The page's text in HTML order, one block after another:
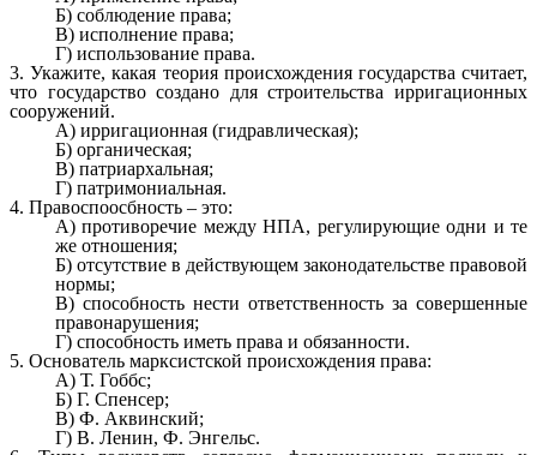
Б) соблюдение права;
В) исполнение права;
Г) использование права.
3. Укажите, какая теория происхождения государства считает,
что государство создано для строительства ирригационных
сооружений.
А) ирригационная (гидравлическая);
Б) органическая;
В) патриархальная;
Г) патримониальная.
4. Правоспоосбность – это:
А) противоречие между НПА, регулирующие одни и те
же отношения;
Б) отсутствие в действующем законодательстве правовой
нормы;
В) способность нести ответственность за совершенные
правонарушения;
Г) способность иметь права и обязанности.
5. Основатель марксистской происхождения права:
А) Т. Гоббс;
Б) Г. Спенсер;
В) Ф. Аквинский;
Г) В. Ленин, Ф. Энгельс.